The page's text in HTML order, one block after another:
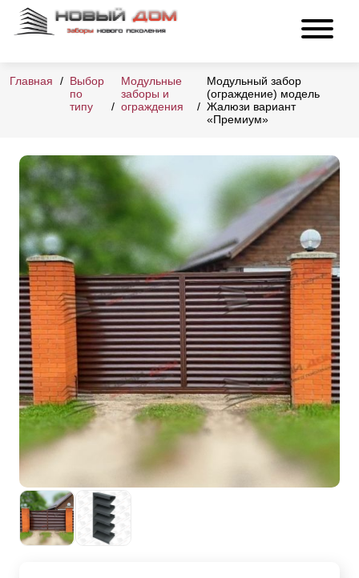
Главная
Выбор
по
типу
Модульные
заборы и
ограждения
Модульный забор
(ограждение) модель
Жалюзи вариант
«Премиум»